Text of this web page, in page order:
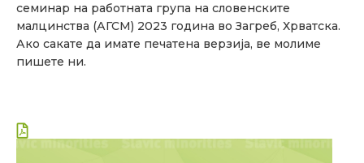
семинар на работната група на словенските
малцинства (АГСМ) 2023 година во Загреб, Хрватска.
Ако сакате да имате печатена верзија, ве молиме
пишете ни.